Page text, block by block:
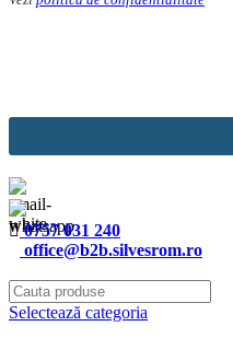
Website
URL
0757 031 240
office@b2b.silvesrom.ro
Selectează categoria